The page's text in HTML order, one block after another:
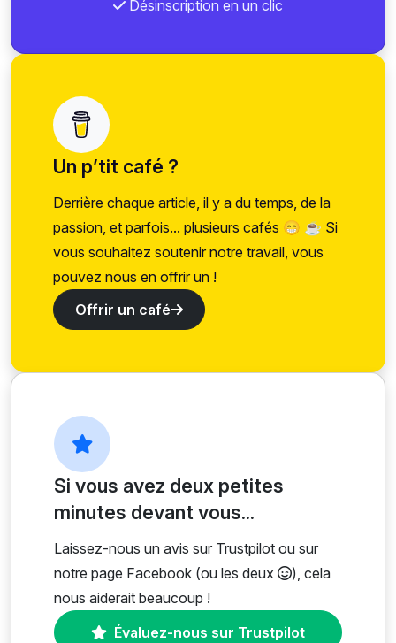
Désinscription en un clic
Un p’tit café ?
Derrière chaque article, il y a du temps, de la
passion, et parfois... plusieurs cafés 😁 ☕ Si
vous souhaitez soutenir notre travail, vous
pouvez nous en offrir un !
Offrir un café
Si vous avez deux petites
minutes devant vous...
Laissez-nous un avis sur Trustpilot ou sur
notre page Facebook (ou les deux
), cela
nous aiderait beaucoup !
Évaluez-nous sur Trustpilot